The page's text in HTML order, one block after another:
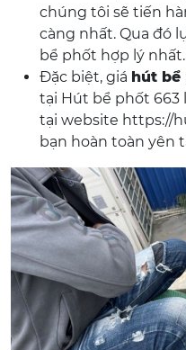
chúng tôi sẽ tiến
càng nhất. Qua đó
bể phốt hợp lý nhất.
Đặc biệt, giá hút bể
tại Hút bể phốt 663
tại website https://
bạn hoàn toàn yên